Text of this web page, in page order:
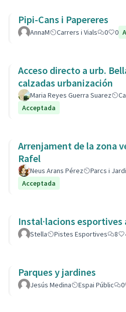
Pipi-Cans i Papereres
AnnaM Carrers i Vials 0 0
Acceso directo a urb.
calzadas urbanización
Maria Reyes Guerra Suarez
Acceptada
Arrenjament de la zona
Rafel
Neus Arans Pérez Parcs i
Acceptada
Instal·lacions esportives
Stella Pistes Esportives 8
Parques y jardines
Jesús Medina Espai Públic 0